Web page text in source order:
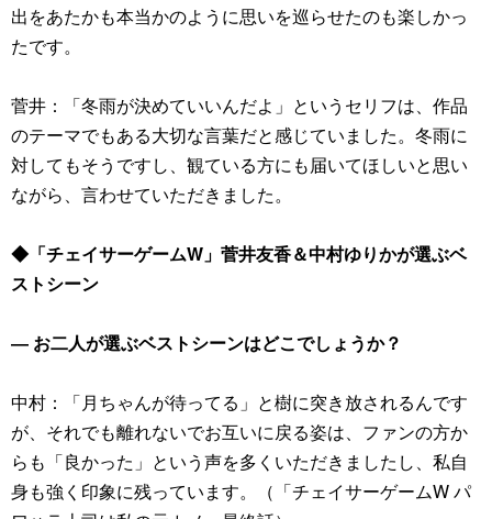
出をあたかも本当かのように思いを巡らせたのも楽しかっ
たです。
菅井：「冬雨が決めていいんだよ」というセリフは、作品
のテーマでもある大切な言葉だと感じていました。冬雨に
対してもそうですし、観ている方にも届いてほしいと思い
ながら、言わせていただきました。
◆「チェイサーゲームW」菅井友香＆中村ゆりかが選ぶベ
ストシーン
― お二人が選ぶベストシーンはどこでしょうか？
中村：「月ちゃんが待ってる」と樹に突き放されるんです
が、それでも離れないでお互いに戻る姿は、ファンの方か
らも「良かった」という声を多くいただきましたし、私自
身も強く印象に残っています。（「チェイサーゲームW パ